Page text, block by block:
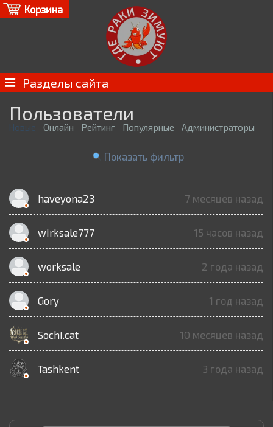
Корзина
Разделы сайта
Пользователи
Новые Онлайн Рейтинг Популярные Администраторы
Показать фильтр
haveyona23 7 месяцев назад
wirksale777 15 часов назад
worksale 2 года назад
Gory 1 год назад
Sochi.cat 10 месяцев назад
Tashkent 3 года назад